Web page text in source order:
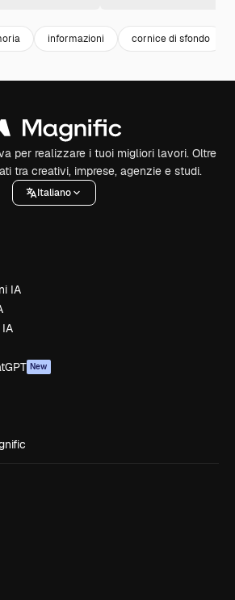
informazioni cornice di sfondo
per realizzare i tuoi migliori lavori. Oltre
tra creativi, imprese, agenzie e studi.
Italiano
IA
New